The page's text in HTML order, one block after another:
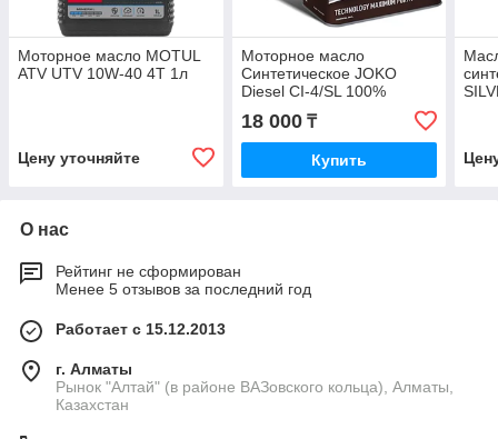
Моторное масло MOTUL
ATV UTV 10W-40 4T 1л
Цену уточняйте
Моторное масло
Синтетическое JOKO
Diesel CI-4/SL 100%
Synthetic 5W-40 4л
18 000₸
Купить
О нас
Рейтинг не сформирован
Менее 5 отзывов за последний год
Работает с 15.12.2013
г. Алматы
Рынок "Алтай" (в районе ВАЗовского кольца), Алматы,
Казахстан